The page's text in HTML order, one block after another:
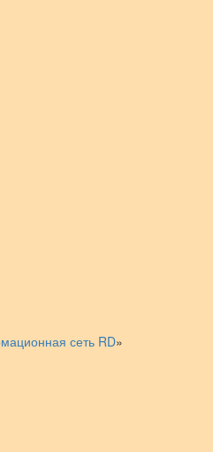
сеть RD»